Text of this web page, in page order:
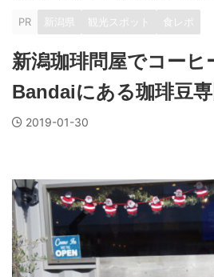
PR 新潟県 観光スポット 食レポ
新潟珈琲問屋でコーヒ
Bandaiにある珈琲豆
2019-01-30